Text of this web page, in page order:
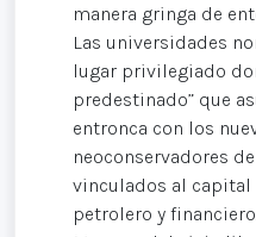
manera gringa de
Las universidades
lugar privilegiado
predestinado” que
entronca con los
neoconservadores
vinculados al
petrolero y